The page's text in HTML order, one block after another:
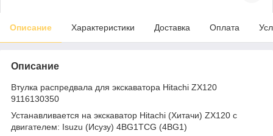
Описание Характеристики Доставка Оплата
Описание
Втулка распредвала для экскаватора Hitachi ZX120
9116130350
Устанавливается на экскаватор Hitachi (Хитачи) ZX120 с
двигателем: Isuzu (Исузу) 4BG1TCG (4BG1)